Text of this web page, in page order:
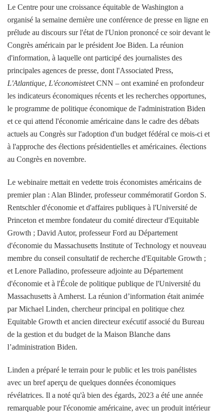
Le Centre pour une croissance équitable de Washington a
organisé la semaine dernière une conférence de presse en ligne en
prélude au discours sur l'état de l'Union prononcé ce soir devant le
Congrès américain par le président Joe Biden. La réunion
d'information, à laquelle ont participé des journalistes des
principales agences de presse, dont l'Associated Press,
L'Atlantique, L'économisteet CNN – ont examiné en profondeur
les indicateurs économiques récents et les recherches opportunes,
le programme de politique économique de l'administration Biden
et ce qui attend l'économie américaine dans le cadre des débats
actuels au Congrès sur l'adoption d'un budget fédéral ce mois-ci et
à l'approche des élections présidentielles et américaines. élections
au Congrès en novembre.
Le webinaire mettait en vedette trois économistes américains de
premier plan : Alan Blinder, professeur commémoratif Gordon S.
Rentschler d'économie et d'affaires publiques à l'Université de
Princeton et membre fondateur du comité directeur d'Equitable
Growth ; David Autor, professeur Ford au Département
d'économie du Massachusetts Institute of Technology et nouveau
membre du conseil consultatif de recherche d'Equitable Growth ;
et Lenore Palladino, professeure adjointe au Département
d'économie et à l'École de politique publique de l'Université du
Massachusetts à Amherst. La réunion d’information était animée
par Michael Linden, chercheur principal en politique chez
Equitable Growth et ancien directeur exécutif associé du Bureau
de la gestion et du budget de la Maison Blanche dans
l’administration Biden.
Linden a préparé le terrain pour le public et les trois panélistes
avec un bref aperçu de quelques données économiques
révélatrices. Il a noté qu'à bien des égards, 2023 a été une année
remarquable pour l'économie américaine, avec un produit intérieur